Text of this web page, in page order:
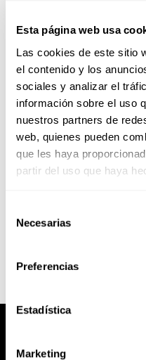
Esta página web usa
Las cookies de este sitio
el contenido y los
sociales y analizar el
información sobre el uso
nuestros partners de
web, quienes pueden
que les haya
partir del uso que haya
Necesarias
Preferencias
Estadística
Marketing
Vamos a
todas sus
dolores de